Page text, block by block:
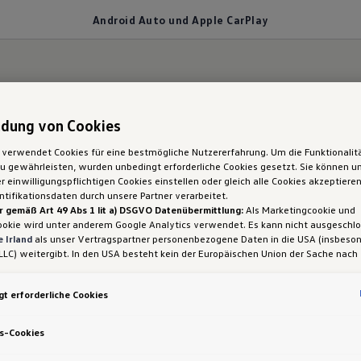
Android Auto und Apple CarPlay
Apps.
Variant:
und Apple CarPlay
von Cookies
verwendet Cookies für eine bestmögliche Nutzererfahrung. Um die
gewährleisten, wurden unbedingt erforderliche Cookies gesetzt. Sie können
einwilligungspflichtigen Cookies einstellen oder gleich alle Cookies
durch unsere Partner verarbeitet.
gemäß Art 49 Abs 1 lit a) DSGVO Datenübermittlung:Als Marketingcookie und
wird unter anderem Google Analytics verwendet. Es kann nicht
Irland als unser Vertragspartner personenbezogene Daten in die USA
weitergibt. In den USA besteht kein der Europäischen Union der Sache nach
durchsetzen können, in den USA keine Datenschutzgrundsätze bestehen,
können, wobei Eingriffe in Ihre persönlichen Rechte und Freiheiten nicht
beschränkt sind.
erforderliche Cookies
Cookies